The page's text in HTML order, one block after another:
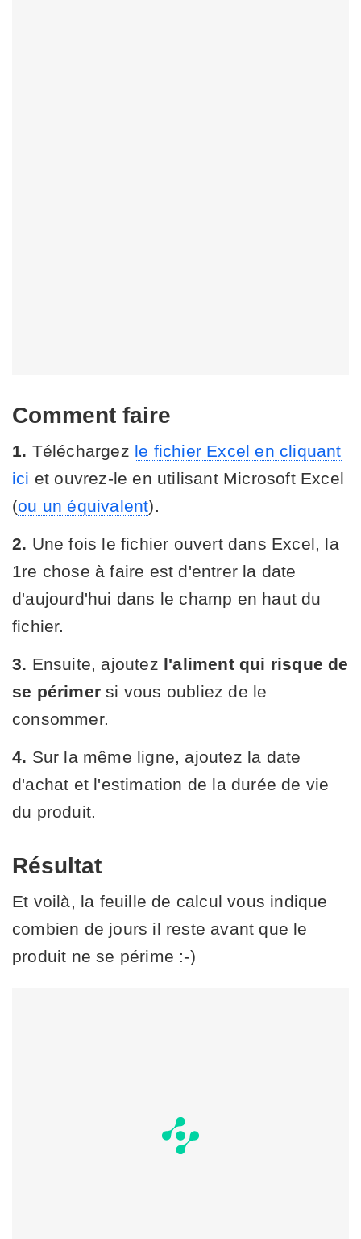
Comment faire
1. Téléchargez le fichier Excel en cliquant
ici et ouvrez-le en utilisant Microsoft Excel
(ou un équivalent).
2. Une fois le fichier ouvert dans Excel, la
1re chose à faire est d'entrer la date
d'aujourd'hui dans le champ en haut du
fichier.
3. Ensuite, ajoutez l'aliment qui risque de
se périmer si vous oubliez de le
consommer.
4. Sur la même ligne, ajoutez la date
d'achat et l'estimation de la durée de vie
du produit.
Résultat
Et voilà, la feuille de calcul vous indique
combien de jours il reste avant que le
produit ne se périme :-)